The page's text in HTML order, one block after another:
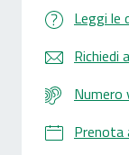
Leggi le
Richiedi
Numero
Prenota